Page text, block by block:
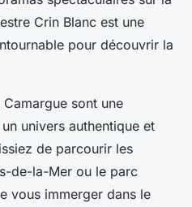
Crin Blanc est une
pour découvrir la
sont une
univers authentique et
de parcourir les
de-la-Mer ou le parc
vous immerger dans le